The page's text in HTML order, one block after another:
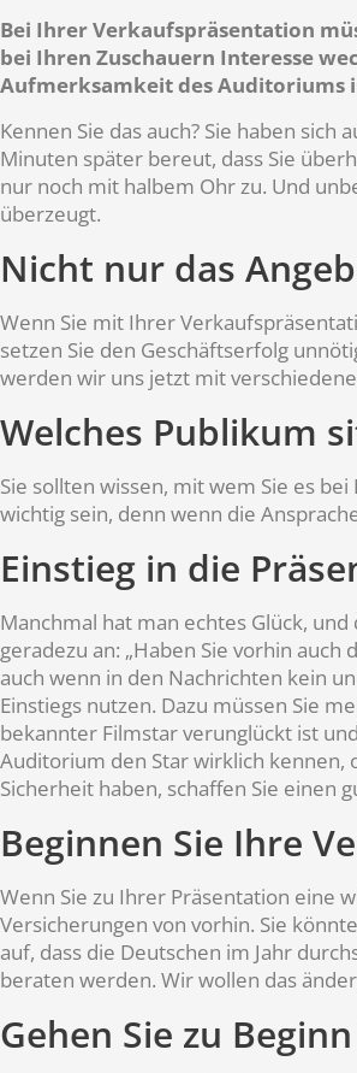
Bei Ihrer Verkaufspräsentation
bei Ihren Zuschauern Interesse
Aufmerksamkeit des Auditoriums
Kennen Sie das auch? Sie haben
Minuten später bereut, dass Sie
nur noch mit halbem Ohr zu. Und
überzeugt.
Nicht nur das
Wenn Sie mit Ihrer
setzen Sie den Geschäftserfolg
werden wir uns jetzt mit
Welches Publikum
Sie sollten wissen, mit wem Sie es
wichtig sein, denn wenn die
Einstieg in die
Manchmal hat man echtes Glück,
geradezu an: „Haben Sie vorhin
auch wenn in den Nachrichten kein
Einstiegs nutzen. Dazu müssen Sie
bekannter Filmstar verunglückt ist
Auditorium den Star wirklich kennen,
Sicherheit haben, schaffen Sie einen
Beginnen Sie Ihre
Wenn Sie zu Ihrer Präsentation eine
Versicherungen von vorhin. Sie
auf, dass die Deutschen im Jahr
beraten werden. Wir wollen das
Gehen Sie zu